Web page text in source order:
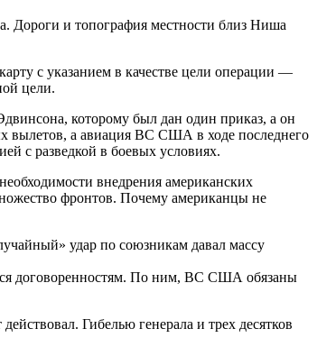
Дороги и топография местности близ Ниша
с указанием в качестве цели операции —
цели.
которому был дан один приказ, а он
вылетов, а авиация ВС США в ходе последнего
с разведкой в боевых условиях.
внедрения американских
фронтов. Почему американцы не
удар по союзникам давал массу
договоренностям. По ним, ВС США обязаны
Гибелью генерала и трех десятков